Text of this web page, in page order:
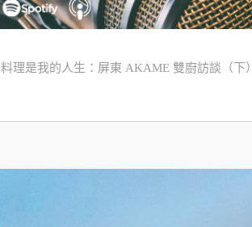
料理是我的人生：屏東 AKAME 雙廚訪談（下）